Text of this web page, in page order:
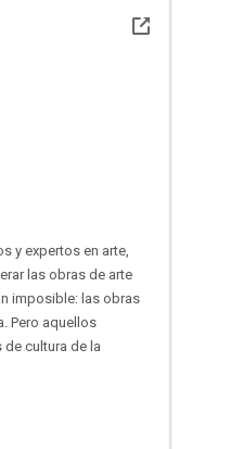
y expertos en arte,
las obras de arte
imposible: las obras
Pero aquellos
cultura de la